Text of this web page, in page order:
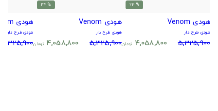
% 24
هودی Venom
هودی طرح دار
5,325,900
4,058,800 تومان
% 24
هودی Venom
هودی طرح دار
5,325,900
4,058,800 تومان
هودی Venom
هودی طرح دار
5,325,900